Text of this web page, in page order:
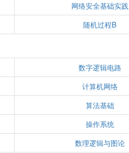
网络安全基础实践
随机过程B
数字逻辑电路
计算机网络
算法基础
操作系统
数理逻辑与图论